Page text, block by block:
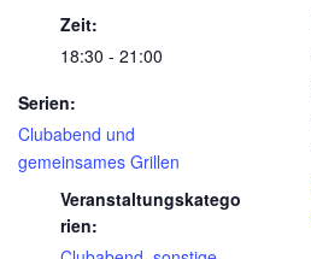
Zeit:
18:30 - 21:00
Serien:
Clubabend und
gemeinsames Grillen
Veranstaltungskatego
rien: